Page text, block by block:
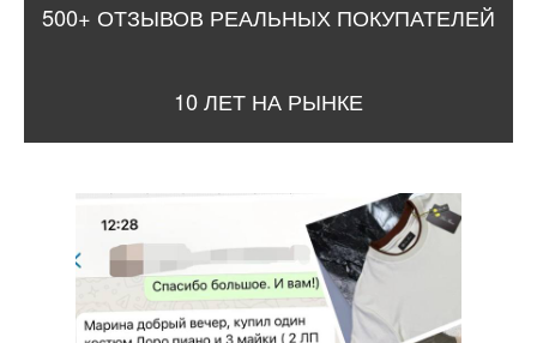
500+ ОТЗЫВОВ РЕАЛЬНЫХ ПОКУПАТЕЛЕЙ
10 ЛЕТ НА РЫНКЕ